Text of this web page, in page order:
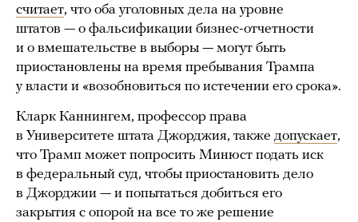
считает, что оба уголовных дела на уровне
штатов — о фальсификации бизнес-отчетности
и о вмешательстве в выборы — могут быть
приостановлены на время пребывания Трампа
у власти и «возобновиться по истечении его срока».
Кларк Каннингем, профессор права
в Университете штата Джорджия, также допускает,
что Трамп может попросить Минюст подать иск
в федеральный суд, чтобы приостановить дело
в Джорджии — и попытаться добиться его
закрытия с опорой на все то же решение